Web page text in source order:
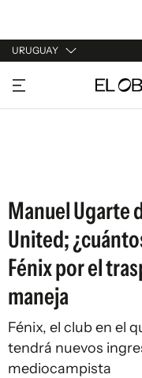
URUGUAY
URUGUAY
ARGENTINA
Manuel Ugarte
United;
Fénix por el
maneja
Fénix, el club en el
tendrá nuevos
mediocampista